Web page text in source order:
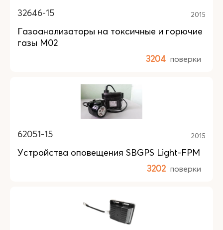
32646-15 2015
Газоанализаторы на токсичные и горючие
газы М02
3204 поверки
62051-15 2015
Устройства оповещения SBGPS Light-FPM
3202 поверки